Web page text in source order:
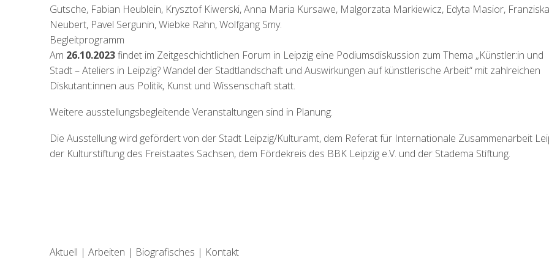
Gutsche, Fabian Heublein, Krysztof Kiwerski, Anna Maria Kursawe, Malgorzata Markiewicz, Edyta Masior, Franziska
Neubert, Pavel Sergunin, Wiebke Rahn, Wolfgang Smy.
Begleitprogramm
Am 26.10.2023findet im Zeitgeschichtlichen Forum in Leipzigeine Podiumsdiskussion zum Thema „Künstler:in und
Stadt – Ateliers in Leipzig? Wandel der Stadtlandschaft und Auswirkungen auf künstlerische Arbeit“ mit zahlreichen
Diskutant:innen aus Politik, Kunst und Wissenschaft statt.
Weitere ausstellungsbegleitende Veranstaltungen sind in Planung.
Die Ausstellung wird gefördert von der Stadt Leipzig/Kulturamt, dem Referat für Internationale Zusammenarbeit
der Kulturstiftung des Freistaates Sachsen, dem Fördekreis des BBK Leipzig e.V. und der Stadema Stiftung.
Aktuell | Arbeiten | Biografisches | Kontakt